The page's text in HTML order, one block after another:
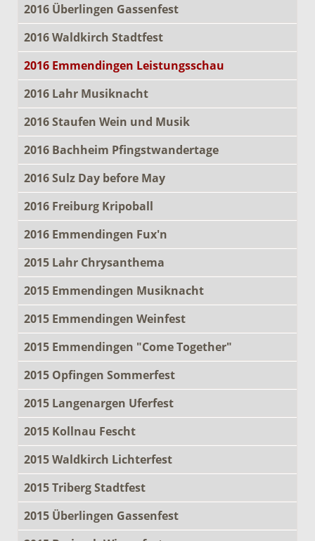
2016 Überlingen Gassenfest
2016 Waldkirch Stadtfest
2016 Emmendingen Leistungsschau
2016 Lahr Musiknacht
2016 Staufen Wein und Musik
2016 Bachheim Pfingstwandertage
2016 Sulz Day before May
2016 Freiburg Kripoball
2016 Emmendingen Fux'n
2015 Lahr Chrysanthema
2015 Emmendingen Musiknacht
2015 Emmendingen Weinfest
2015 Emmendingen "Come Together"
2015 Opfingen Sommerfest
2015 Langenargen Uferfest
2015 Kollnau Fescht
2015 Waldkirch Lichterfest
2015 Triberg Stadtfest
2015 Überlingen Gassenfest